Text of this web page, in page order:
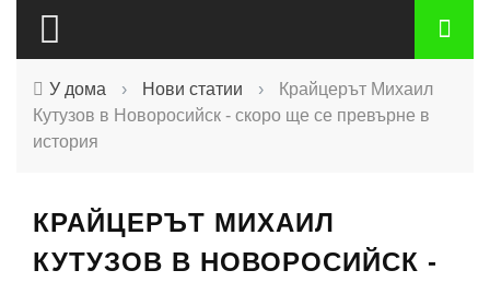
У дома › Нови статии ›
Крайцерът Михаил
Кутузов в Новоросийск - скоро ще се превърне в
история
КРАЙЦЕРЪТ МИХАИЛ
КУТУЗОВ В НОВОРОСИЙСК -